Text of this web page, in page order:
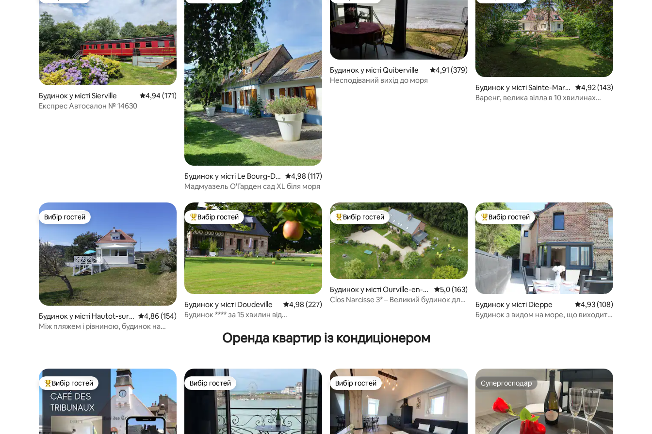
Будинок у місті Sierville Середня оцінка: 4,94 з 5, відгуки: 171
4,94 (171)
Експрес Автосалон № 14630
Будинок у місті Le Bourg-Du
n
Середня оцінка: 4,98 з 5, відгуки: 117
4,98 (117)
Мадмуазель О'Гарден сад XL біля моря
Будинок у місті Quiberville Середня оцінка: 4,91 з 5, відгуки: 379
4,91 (379)
Несподіваний вихід до моря
Будинок у місті Sainte-Marg
uerite-sur-Mer
Середня оцінка: 4,92
4,92 (143)
Варенг, велика вілла в 10 хвилинах
Вибір гостей
Вибір гостей
Будинок у місті Hautot-sur-
Mer
Середня оцінка: 4,86 з 5, відгуки: 154
4,86 (154)
Між пляжем і рівниною, будинок на
Топ вибір гостей
Вибір гостей
Будинок у місті Doudeville Середня оцінка: 4,98 з 5, відгуки: 227
4,98 (227)
Будинок **** за 15 хвилин від
Топ вибір гостей
Вибір гостей
Будинок у місті Ourville-en-C
aux
Середня оцінка: 5,0 з 5, відгуки: 163
5,0 (163)
Clos Narcisse 3* – Великий будинок для
Топ вибір гостей
Вибір гостей
Будинок у місті Dieppe Середня оцінка: 4,93
4,93 (108)
Будинок з видом на море, що виходить
Оренда квартир із кондиціонером
Топ вибір гостей
Вибір гостей Вибір гостей
Вибір гостей Вибір гостей
Вибір гостей Супергосподар
Супергосподар